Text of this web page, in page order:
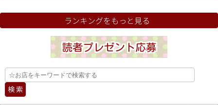
ランキングをもっと見る